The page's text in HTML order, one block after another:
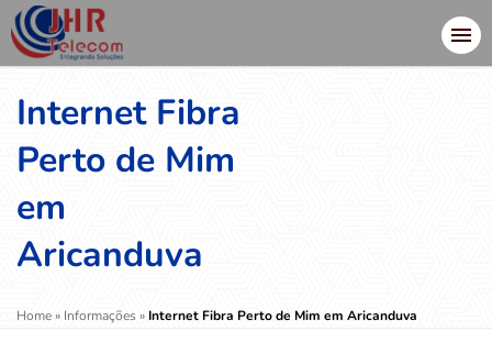
Internet Fibra
Perto de Mim
em
Aricanduva
Home» Informações» Internet Fibra Perto de Mim em Aricanduva